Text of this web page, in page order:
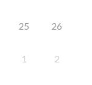
25 26
1 2